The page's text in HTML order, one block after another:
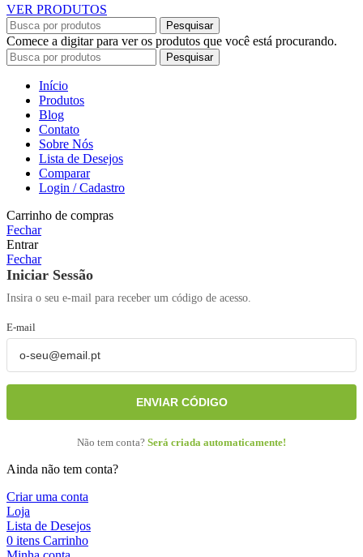
VER PRODUTOS
Pesquisar
Comece a digitar para ver os produtos que você está procurando.
Pesquisar
Início
Produtos
Blog
Contato
Sobre Nós
Lista de Desejos
Comparar
Login / Cadastro
Carrinho de compras
Fechar
Entrar
Fechar
Iniciar Sessão
Insira o seu e-mail para receber um código de acesso.
E-mail
ENVIAR CÓDIGO
Não tem conta? Será criada automaticamente!
Ainda não tem conta?
Criar uma conta
Loja
Lista de Desejos
0 itens Carrinho